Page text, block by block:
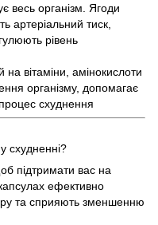
весь організм. Ягоди
артеріальний тиск,
рівень
вітаміни, амінокислоти
організму, допомагає
схуднення
схудненні?
підтримати вас на
ефективно
та сприяють зменшенню